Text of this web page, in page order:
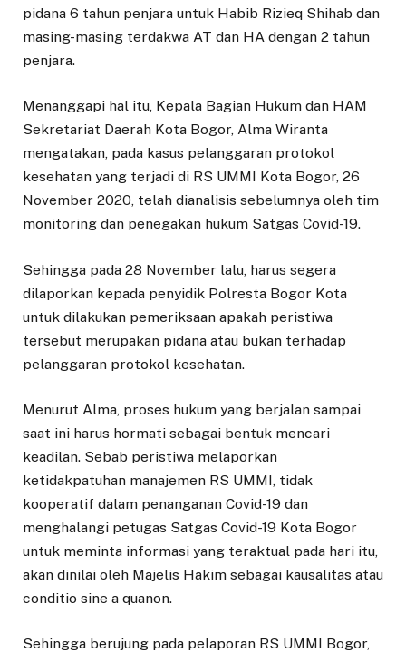
pidana 6 tahun penjara untuk Habib Rizieq Shihab dan
masing-masing terdakwa AT dan HA dengan 2 tahun
penjara.
Menanggapi hal itu, Kepala Bagian Hukum dan HAM
Sekretariat Daerah Kota Bogor, Alma Wiranta
mengatakan, pada kasus pelanggaran protokol
kesehatan yang terjadi di RS UMMI Kota Bogor, 26
November 2020, telah dianalisis sebelumnya oleh tim
monitoring dan penegakan hukum Satgas Covid-19.
Sehingga pada 28 November lalu, harus segera
dilaporkan kepada penyidik Polresta Bogor Kota
untuk dilakukan pemeriksaan apakah peristiwa
tersebut merupakan pidana atau bukan terhadap
pelanggaran protokol kesehatan.
Menurut Alma, proses hukum yang berjalan sampai
saat ini harus hormati sebagai bentuk mencari
keadilan. Sebab peristiwa melaporkan
ketidakpatuhan manajemen RS UMMI, tidak
kooperatif dalam penanganan Covid-19 dan
menghalangi petugas Satgas Covid-19 Kota Bogor
untuk meminta informasi yang teraktual pada hari itu,
akan dinilai oleh Majelis Hakim sebagai kausalitas atau
conditio sine a quanon.
Sehingga berujung pada pelaporan RS UMMI Bogor,